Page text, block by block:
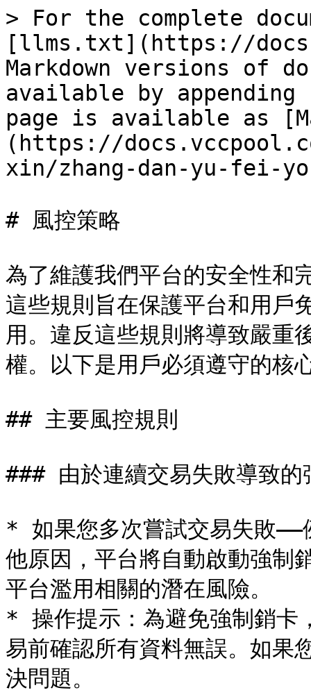
> For the complete
[llms.txt](https://
Markdown versions of
available by
page is available as
(https://
xin/zhang-dan-yu-fei-
# 風控策略
為了維護我們平台的安全性和
這些規則旨在保護平台和用戶
用。違反這些規則將導致嚴重
權。以下是用戶必須遵守的核
## 主要風控規則
### 由於連續交易失敗導致的
* 如果您多次嘗試交易失敗——
他原因，平台將自動啟動強制
平台濫用相關的潛在風險。
* 操作提示：為避免強制銷卡
易前確認所有資料無誤。如果
決問題。